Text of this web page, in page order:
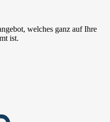
welches ganz auf Ihre
ist.